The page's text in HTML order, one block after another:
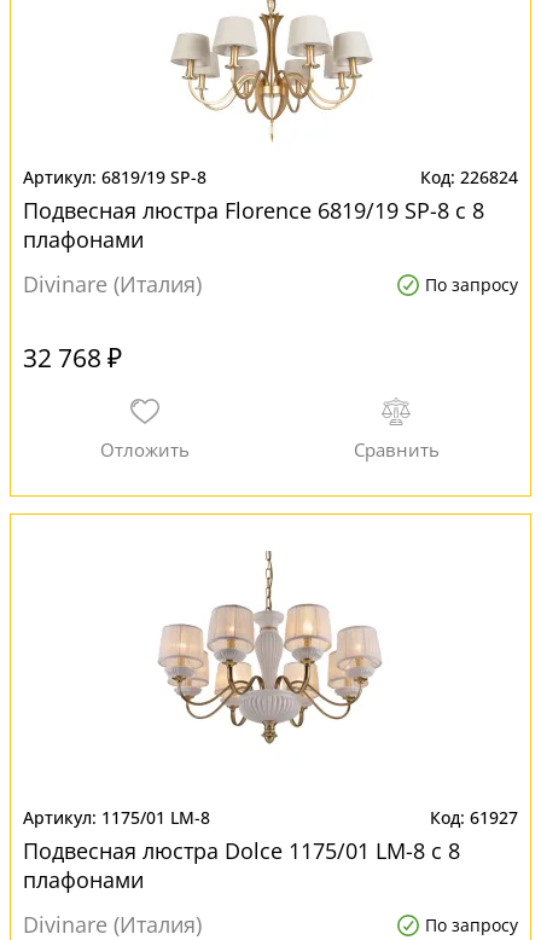
6819/19 SP-8 226824
Подвесная люстра Florence 6819/19 SP-8 с 8
плафонами
Divinare (Италия)
По запросу
32 768 ₽
1175/01 LM-8 61927
Подвесная люстра Dolce 1175/01 LM-8 с 8
плафонами
Divinare (Италия)
По запросу